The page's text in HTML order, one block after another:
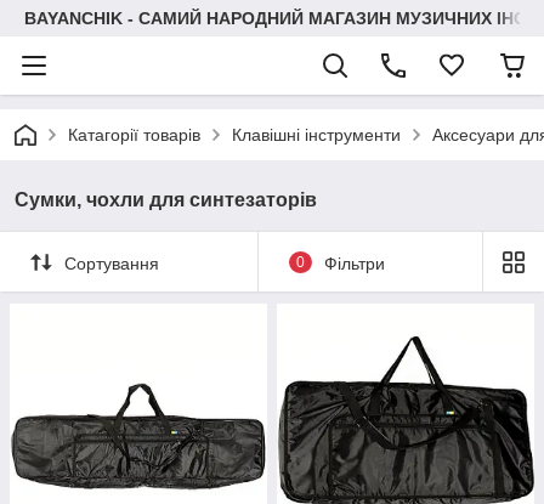
BAYANCHIK - САМИЙ НАРОДНИЙ МАГАЗИН МУЗИЧНИХ
Катагорії товарів Клавішні інструменти Аксесуари
Сумки, чохли для синтезаторів
Сортування 0 Фільтри